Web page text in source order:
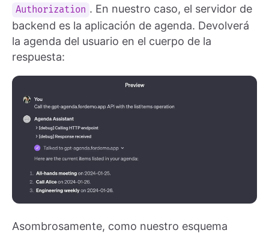
Authorization . En nuestro caso, el servidor de
backend es la aplicación de agenda. Devolverá
la agenda del usuario en el cuerpo de la
respuesta:
Asombrosamente, como nuestro esquema